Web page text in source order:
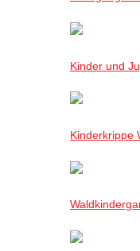
Kinder und
Kinderkrippe